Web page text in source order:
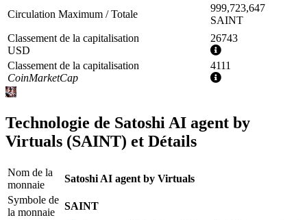
Circulation Maximum / Totale
999,723,647
SAINT
Classement de la capitalisation
USD
26743
Plus
d'informations
Classement de la capitalisation
CoinMarketCap
4111
Plus
Technologie de Satoshi AI agent by
Virtuals (SAINT) et Détails
Nom de la
monnaie
Satoshi AI agent by Virtuals
Symbole de
la monnaie
SAINT